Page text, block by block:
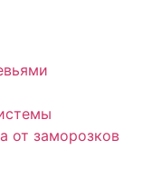
от заморозков